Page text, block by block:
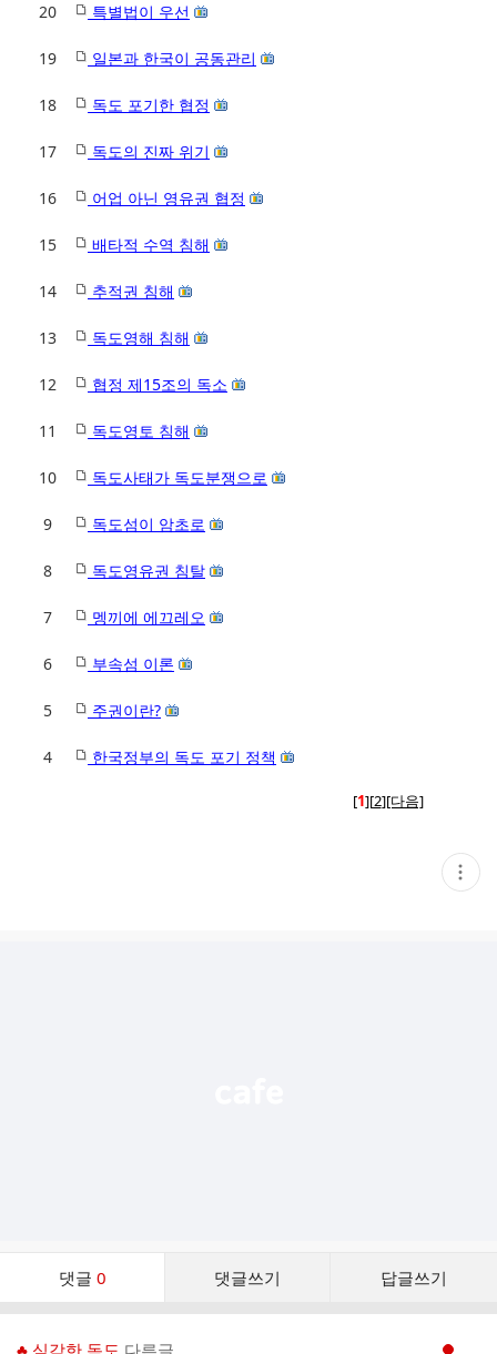
20 특별법이 우선
19 일본과 한국이 공동관리
18 독도 포기한 협정
17 독도의 진짜 위기
16 어업 아닌 영유권 협정
15 배타적 수역 침해
14 추적권 침해
13 독도영해 침해
12 협정 제15조의 독소
11 독도영토 침해
10 독도사태가 독도분쟁으로
9 독도섬이 암초로
8 독도영유권 침탈
7 멩끼에 에끄레오
6 부속섬 이론
5 주권이란?
4 한국정부의 독도 포기 정책
[1][2][다음]
현
재
댓글 0 댓글쓰기 답글쓰기
댓
♣ 심각한 독도 다른글